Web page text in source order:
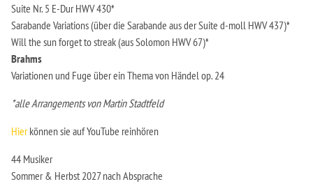
Suite Nr. 5 E-Dur HWV 430*
Sarabande Variations (über die Sarabande aus der Suite d-moll HWV 437)*
Will the sun forget to streak (aus Solomon HWV 67)*
Brahms
Variationen und Fuge über ein Thema von Händel op. 24
*alle Arrangements von Martin Stadtfeld
Hierkönnen sie auf YouTube reinhören
44 Musiker
Sommer & Herbst 2027 nach Absprache